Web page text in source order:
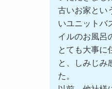
古いお家とい
いユニットバ
イルのお風呂
とても大事に
と、しみじみ
た。